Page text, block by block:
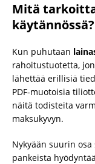
Mitä
käytännössä?
Kun puhutaan
rahoitustuotetta,
lähettää erillisiä
PDF-muotoisia
näitä todisteita
maksukyvyn.
Nykyään suurin
pankeista